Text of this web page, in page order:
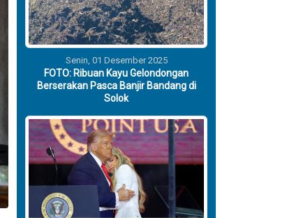
Senin, 01 Desember 2025
FOTO: Ribuan Kayu Gelondongan
Berserakan Pasca Banjir Bandang di
Solok